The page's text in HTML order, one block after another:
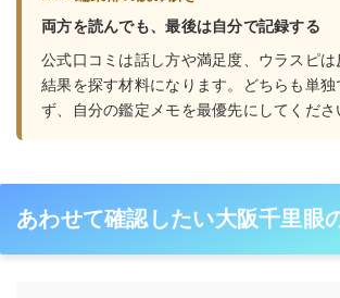
両方を読んでも、最後は自分で記録する
公式口コミは話し方や満足度、ウラスピは
結果を探す材料になります。どちらも単
ず、自分の鑑定メモを最優先にしてくださ
あわせて確認したい大阪千里眼